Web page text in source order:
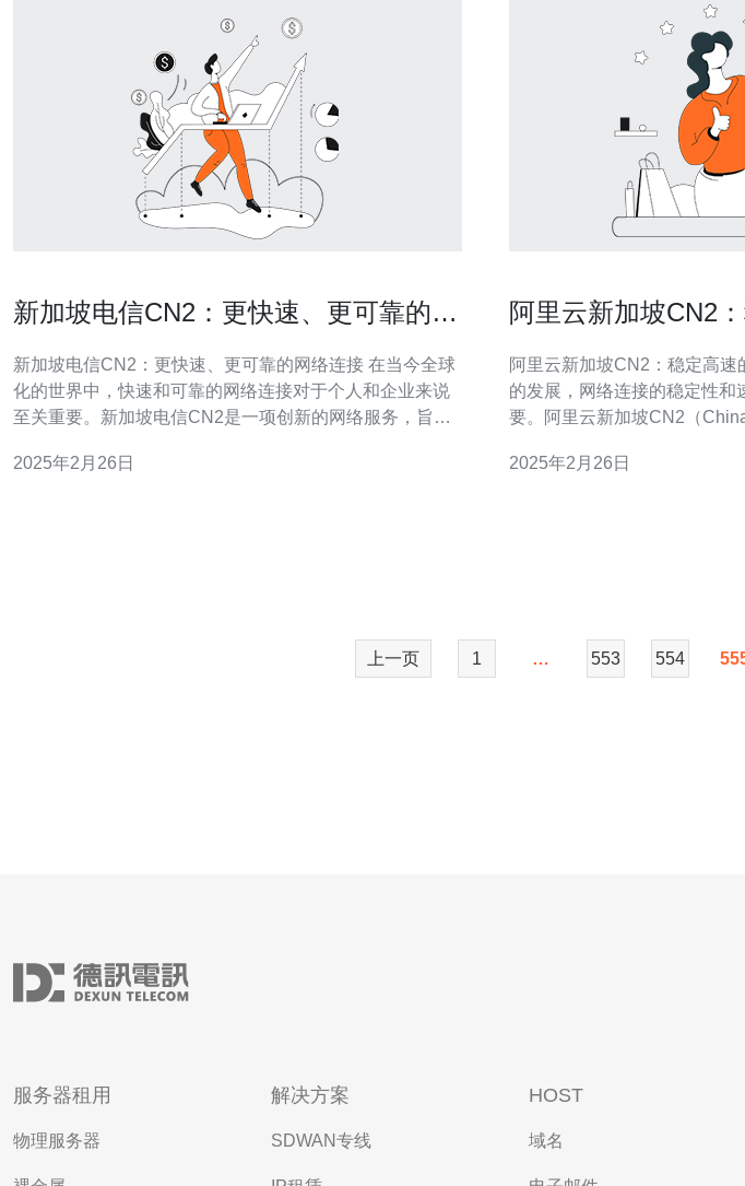
新加坡电信CN2：更快速、更可靠的网
新加坡电信CN2：更快速、更可靠的网络连接 在当今全球
化的世界中，快速和可靠的网络连接对于个人和企业来说
至关重要。新加坡电信CN2是一项创新的网络服务，旨在
的特点和优势。 CN2是新加坡电信推出的一项新型网络服
2025年2月26日
阿里云新加坡CN2
阿里云新加坡CN2：稳定高速的网络
的发展，网络连接的稳定性和
要。阿里云新加坡CN2（
卓越的网络性能和可靠的连接
2025年2月26日
上一页 1 … 553 554
服务器租用
物理服务器
解决方案
SDWAN专线
HOST
域名